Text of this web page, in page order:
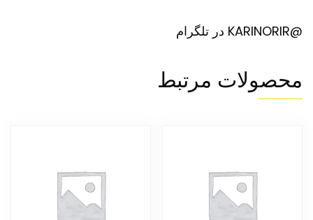
@KARINORIR در تلگرام
محصولات مرتبط